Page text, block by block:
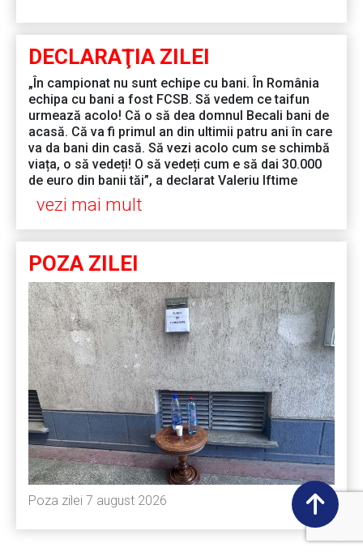
DECLARAŢIA ZILEI
„În campionat nu sunt echipe cu bani. În România
echipa cu bani a fost FCSB. Să vedem ce taifun
urmează acolo! Că o să dea domnul Becali bani de
acasă. Că va fi primul an din ultimii patru ani în care
va da bani din casă. Să vezi acolo cum se schimbă
viața, o să vedeți! O să vedeți cum e să dai 30.000
de euro din banii tăi”, a declarat Valeriu Iftime
vezi mai mult
POZA ZILEI
Poza zilei 7 august 2026